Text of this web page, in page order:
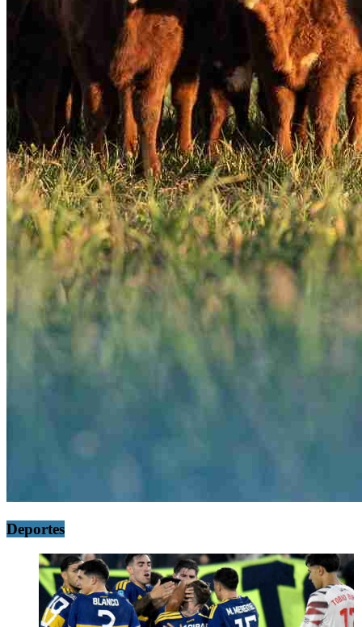
Deportes